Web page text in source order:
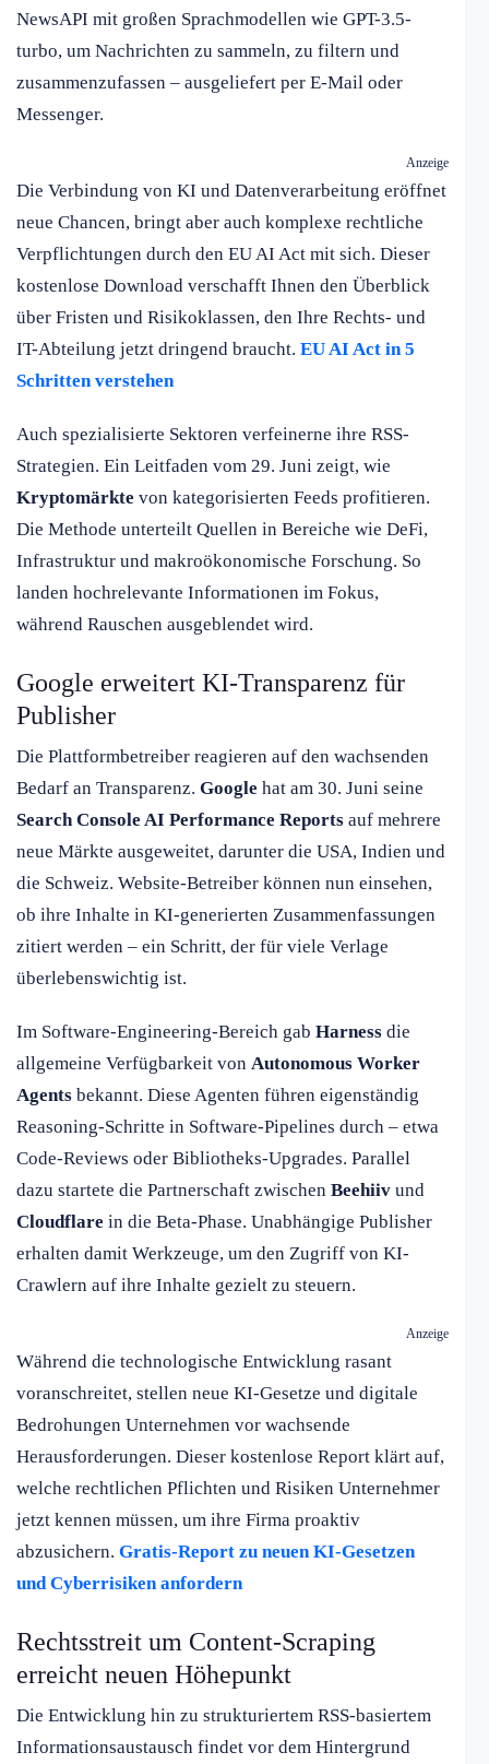
NewsAPI mit großen Sprachmodellen wie GPT-3.5-
turbo, um Nachrichten zu sammeln, zu filtern und
zusammenzufassen – ausgeliefert per E-Mail oder
Messenger.
Anzeige
Die Verbindung von KI und Datenverarbeitung eröffnet
neue Chancen, bringt aber auch komplexe rechtliche
Verpflichtungen durch den EU AI Act mit sich. Dieser
kostenlose Download verschafft Ihnen den Überblick
über Fristen und Risikoklassen, den Ihre Rechts- und
IT-Abteilung jetzt dringend braucht. EU AI Act in 5
Schritten verstehen
Auch spezialisierte Sektoren verfeinerne ihre RSS-
Strategien. Ein Leitfaden vom 29. Juni zeigt, wie
Kryptomärkte von kategorisierten Feeds profitieren.
Die Methode unterteilt Quellen in Bereiche wie DeFi,
Infrastruktur und makroökonomische Forschung. So
landen hochrelevante Informationen im Fokus,
während Rauschen ausgeblendet wird.
Google erweitert KI-Transparenz für
Publisher
Die Plattformbetreiber reagieren auf den wachsenden
Bedarf an Transparenz. Google hat am 30. Juni seine
Search Console AI Performance Reports auf mehrere
neue Märkte ausgeweitet, darunter die USA, Indien und
die Schweiz. Website-Betreiber können nun einsehen,
ob ihre Inhalte in KI-generierten Zusammenfassungen
zitiert werden – ein Schritt, der für viele Verlage
überlebenswichtig ist.
Im Software-Engineering-Bereich gab Harness die
allgemeine Verfügbarkeit von Autonomous Worker
Agents bekannt. Diese Agenten führen eigenständig
Reasoning-Schritte in Software-Pipelines durch – etwa
Code-Reviews oder Bibliotheks-Upgrades. Parallel
dazu startete die Partnerschaft zwischen Beehiiv und
Cloudflare in die Beta-Phase. Unabhängige Publisher
erhalten damit Werkzeuge, um den Zugriff von KI-
Crawlern auf ihre Inhalte gezielt zu steuern.
Anzeige
Während die technologische Entwicklung rasant
voranschreitet, stellen neue KI-Gesetze und digitale
Bedrohungen Unternehmen vor wachsende
Herausforderungen. Dieser kostenlose Report klärt auf,
welche rechtlichen Pflichten und Risiken Unternehmer
jetzt kennen müssen, um ihre Firma proaktiv
abzusichern. Gratis-Report zu neuen KI-Gesetzen
und Cyberrisiken anfordern
Rechtsstreit um Content-Scraping
erreicht neuen Höhepunkt
Die Entwicklung hin zu strukturiertem RSS-basiertem
Informationsaustausch findet vor dem Hintergrund